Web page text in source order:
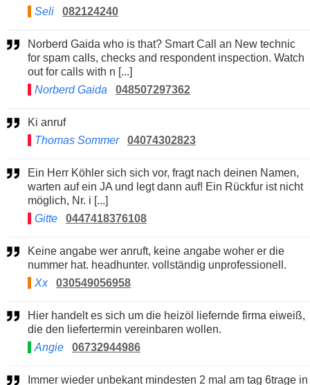
Seli
082124240
Norberd Gaida who is that? Smart Call an New technic
for spam calls, checks and respondent inspection. Watch
out for calls with n [...]
Norberd Gaida
048507297362
Ki anruf
Thomas Sommer
04074302823
Ein Herr Köhler sich sich vor, fragt nach deinen Namen,
warten auf ein JA und legt dann auf! Ein Rückfur ist nicht
möglich, Nr. i [...]
Gitte
0447418376108
Keine angabe wer anruft, keine angabe woher er die
nummer hat. headhunter. vollständig unprofessionell.
Xx
030549056958
Hier handelt es sich um die heizöl liefernde firma eiweiß,
die den liefertermin vereinbaren wollen.
Angie
06732944986